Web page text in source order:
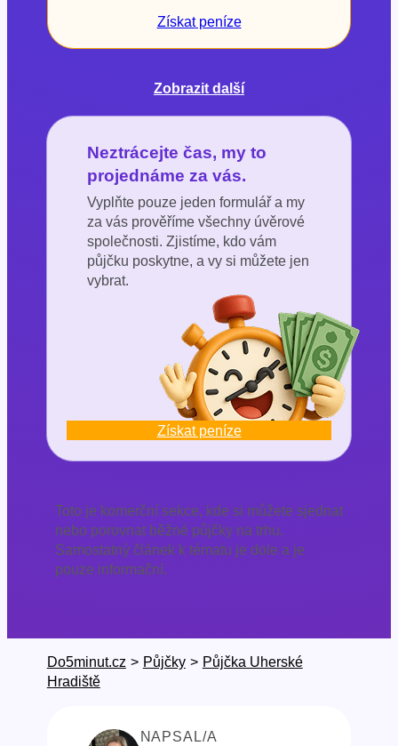
Získatpeníze
Zobrazit další
Neztrácejte čas, my to
projednáme za vás.
Vyplňte pouze jeden formulář a my
za vás prověříme všechny úvěrové
společnosti. Zjistíme, kdo vám
půjčku poskytne, a vy si můžete jen
vybrat.
Získat peníze
Toto je komerční sekce, kde si můžete sjednat
nebo porovnat běžné půjčky na trhu.
Samostatný článek k tématu je dole a je
pouze informační.
Do5minut.cz > Půjčky > Půjčka Uherské
Hradiště
NAPSAL/A